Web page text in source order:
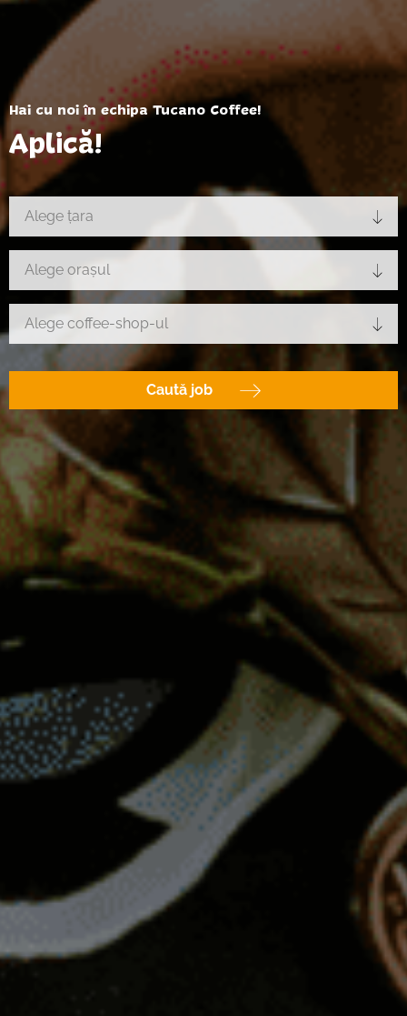
Hai cu noi în echipa Tucano Coffee!
Aplică!
Alege țara
Alege orașul
Alege coffee-shop-ul
Caută job